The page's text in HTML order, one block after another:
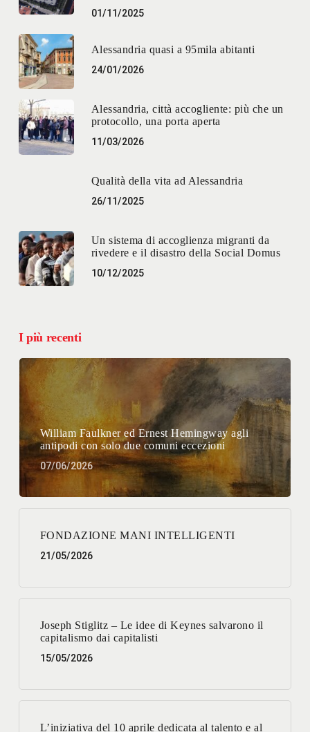
01/11/2025
Alessandria quasi a 95mila abitanti
24/01/2026
Alessandria, città accogliente: più che un
protocollo, una porta aperta
11/03/2026
Qualità della vita ad Alessandria
26/11/2025
Un sistema di accoglienza migranti da
rivedere e il disastro della Social Domus
10/12/2025
I più recenti
William Faulkner ed Ernest Hemingway agli
antipodi con solo due comuni eccezioni
07/06/2026
FONDAZIONE MANI INTELLIGENTI
21/05/2026
Joseph Stiglitz – Le idee di Keynes salvarono il
capitalismo dai capitalisti
15/05/2026
L’iniziativa del 10 aprile dedicata al talento e al